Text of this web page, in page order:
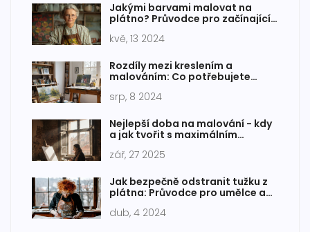
Jakými barvami malovat na
plátno? Průvodce pro začínající
kvě, 13 2024
Rozdíly mezi kreslením a
malováním: Co potřebujete
srp, 8 2024
Nejlepší doba na malování - kdy
a jak tvořit s maximálním
zář, 27 2025
Jak bezpečně odstranit tužku z
plátna: Průvodce pro umělce a
dub, 4 2024